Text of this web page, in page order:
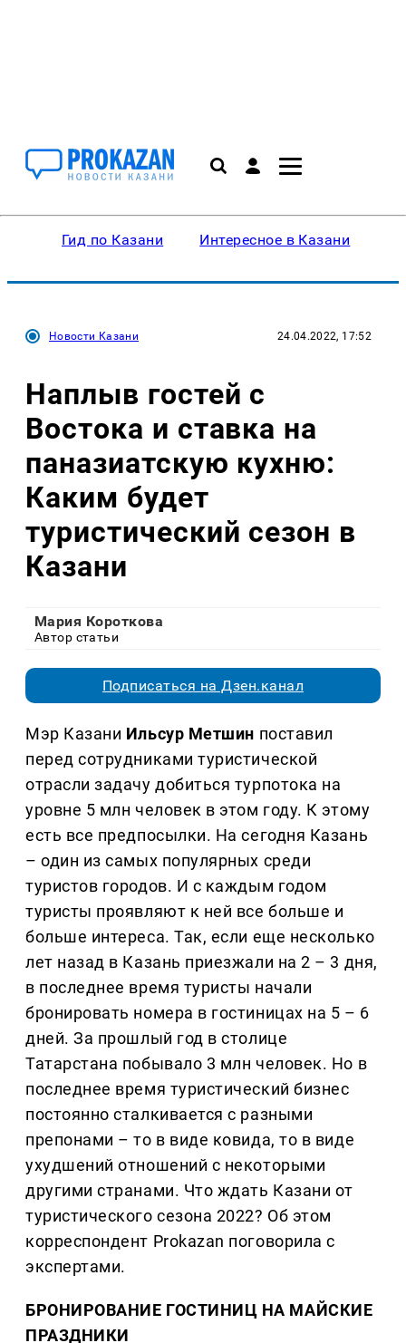
Гид по Казани Интересное в Казани
Новости Казани 24.04.2022, 17:52
Наплыв гостей с
Востока и ставка на
паназиатскую кухню:
Каким будет
туристический сезон в
Казани
Мария Короткова
Автор статьи
Подписаться на Дзен.канал
Мэр Казани Ильсур Метшин поставил
перед сотрудниками туристической
отрасли задачу добиться турпотока на
уровне 5 млн человек в этом году. К этому
есть все предпосылки. На сегодня Казань
– один из самых популярных среди
туристов городов. И с каждым годом
туристы проявляют к ней все больше и
больше интереса. Так, если еще несколько
лет назад в Казань приезжали на 2 – 3 дня,
в последнее время туристы начали
бронировать номера в гостиницах на 5 – 6
дней. За прошлый год в столице
Татарстана побывало 3 млн человек. Но в
последнее время туристический бизнес
постоянно сталкивается с разными
препонами – то в виде ковида, то в виде
ухудшений отношений с некоторыми
другими странами. Что ждать Казани от
туристического сезона 2022? Об этом
корреспондент Prokazan поговорила с
экспертами.
БРОНИРОВАНИЕ ГОСТИНИЦ НА МАЙСКИЕ
ПРАЗДНИКИ